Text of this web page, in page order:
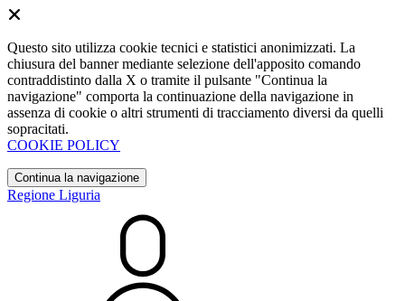
Questo sito utilizza cookie tecnici e statistici anonimizzati. La
chiusura del banner mediante selezione dell'apposito comando
contraddistinto dalla X o tramite il pulsante "Continua la
navigazione" comporta la continuazione della navigazione in
assenza di cookie o altri strumenti di tracciamento diversi da quelli
sopracitati.
COOKIE POLICY
Continua la navigazione
Regione Liguria